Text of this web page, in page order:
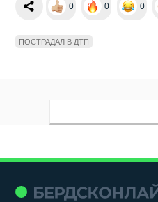
0 0 0
ПОСТРАДАЛ В ДТП